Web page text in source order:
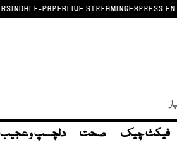
SINDHI E-PAPERLIVE STREAMINGEXPRESS
فیکٹ چیک صحت دلچسپ و عجیب